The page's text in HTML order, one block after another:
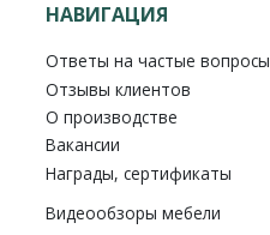
НАВИГАЦИЯ
Ответы на частые вопросы
Отзывы клиентов
О производстве
Вакансии
Награды, сертификаты
Видеообзоры мебели